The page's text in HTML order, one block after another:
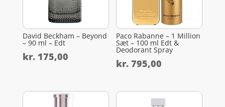
David Beckham – Beyond
– 90 ml – Edt
kr.175,00
Paco Rabanne – 1 Million
Sæt – 100 ml Edt &
Deodorant Spray
kr. 795,00